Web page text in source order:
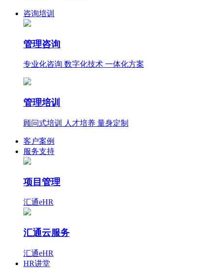
咨询培训
管理咨询
专业化咨询 数字化技术 一体化方案
管理培训
顾问式培训 人才培养 量身定制
客户案例
服务支持
项目管理
汇通eHR
汇通云服务
汇通eHR
HR讲堂